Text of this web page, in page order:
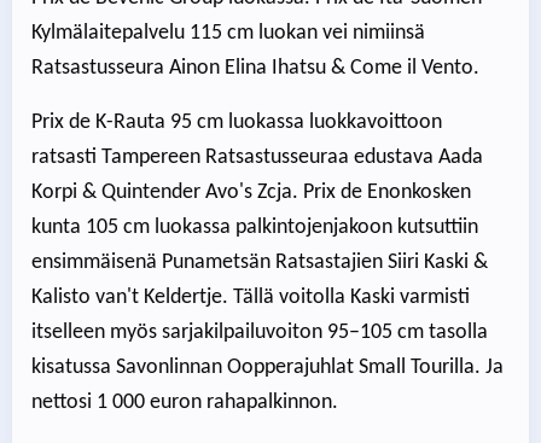
Kylmälaitepalvelu 115 cm luokan vei nimiinsä
Ratsastusseura Ainon Elina Ihatsu & Come il Vento.
Prix de K-Rauta 95 cm luokassa luokkavoittoon
ratsasti Tampereen Ratsastusseuraa edustava Aada
Korpi & Quintender Avo's Zcja. Prix de Enonkosken
kunta 105 cm luokassa palkintojenjakoon kutsuttiin
ensimmäisenä Punametsän Ratsastajien Siiri Kaski &
Kalisto van't Keldertje. Tällä voitolla Kaski varmisti
itselleen myös sarjakilpailuvoiton 95–105 cm tasolla
kisatussa Savonlinnan Oopperajuhlat Small Tourilla. Ja
nettosi 1 000 euron rahapalkinnon.